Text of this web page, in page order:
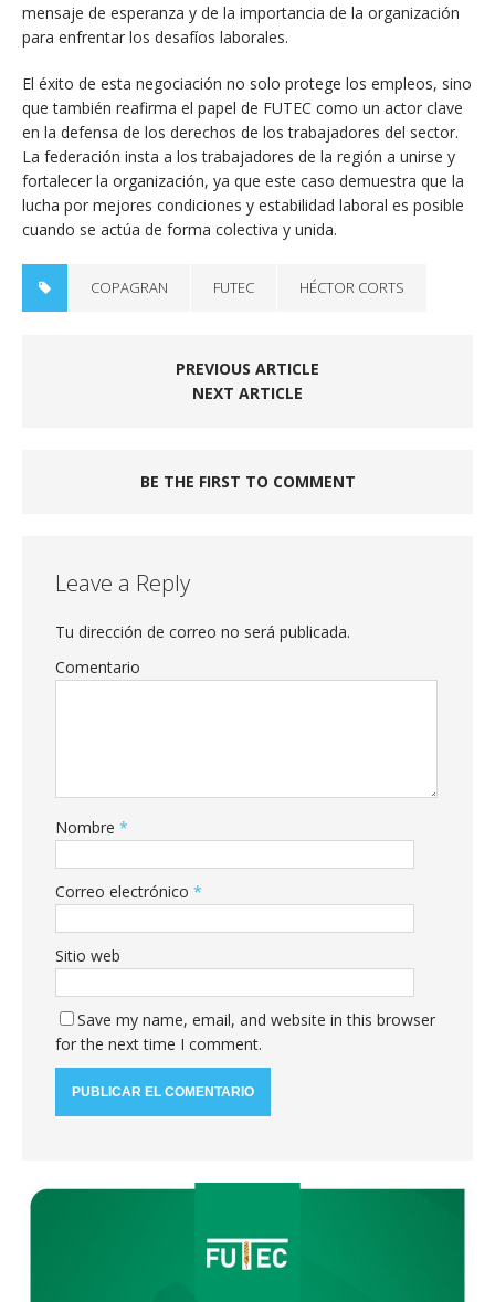
mensaje de esperanza y de la importancia de la organización
para enfrentar los desafíos laborales.
El éxito de esta negociación no solo protege los empleos, sino
que también reafirma el papel de FUTEC como un actor clave
en la defensa de los derechos de los trabajadores del sector.
La federación insta a los trabajadores de la región a unirse y
fortalecer la organización, ya que este caso demuestra que la
lucha por mejores condiciones y estabilidad laboral es posible
cuando se actúa de forma colectiva y unida.
COPAGRAN FUTEC HÉCTOR CORTS
PREVIOUS ARTICLE
NEXT ARTICLE
BE THE FIRST TO COMMENT
Leave a Reply
Tu dirección de correo no será publicada.
Comentario
Nombre *
Correo electrónico *
Sitio web
Save my name, email, and website in this browser
for the next time I comment.